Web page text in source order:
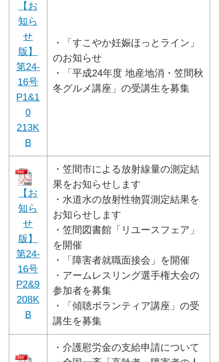
【お
知ら
せ
版】
第24-
16号
P1&1
0
213K
B
・「すこやか妊娠ほっとライン」
のお知らせ
・「平成24年度 地産地消・笠間秋
冬グルメ講座」の受講生を募集
【お
知ら
せ
版】
第24-
16号
P2&9
208K
B
・笠間市による放射線量の測定結
果をお知らせします
・水道水の放射性物質測定結果を
お知らせします
・笠間図書館「リユースフェア」
を開催
・「障害者就職面接会」を開催
・アームレスリング選手権大会の
参加者を募集
・「傾聴ボランティア講座」の受
講生を募集
・介護慰労金の支給申請について